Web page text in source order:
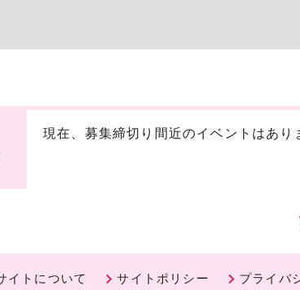
現在、募集締切り間近のイベントはあり
イトについて サイトポリシー プライバ